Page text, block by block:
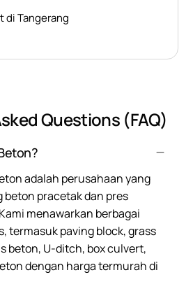
di Tangerang
Questions (FAQ)
adalah perusahaan yang
beton pracetak dan pres
menawarkan berbagai
termasuk paving block, grass
beton, U-ditch, box culvert,
dengan harga termurah di